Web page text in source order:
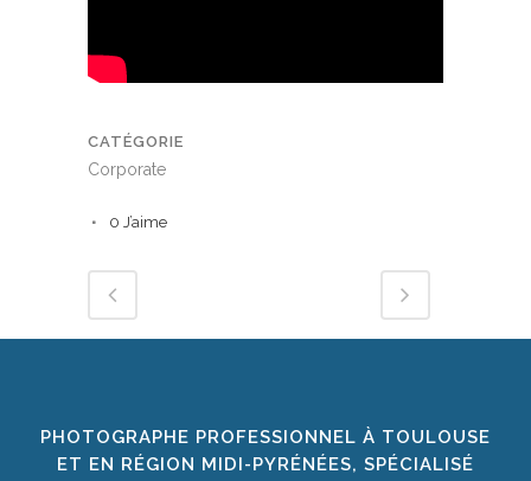
CATÉGORIE
Corporate
0 J’aime
PHOTOGRAPHE PROFESSIONNEL À TOULOUSE
ET EN RÉGION MIDI-PYRÉNÉES, SPÉCIALISÉ